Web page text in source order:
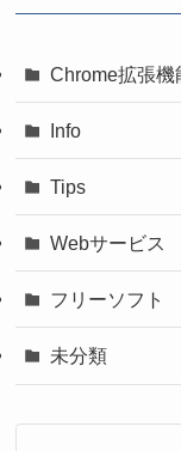
Chrome拡張機
Info
Tips
Webサービス
フリーソフト
未分類